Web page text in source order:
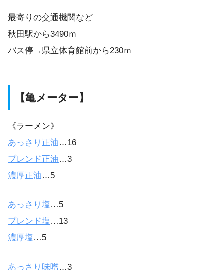
最寄りの交通機関など
秋田駅から3490ｍ
バス停→県立体育館前から230ｍ
【亀メーター】
《ラーメン》
あっさり正油…16
ブレンド正油…3
濃厚正油…5
あっさり塩…5
ブレンド塩…13
濃厚塩…5
あっさり味噌…3